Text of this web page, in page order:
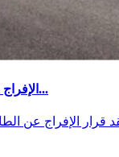
الإفراج عن طالب قاصر من طمرة بقرار من المحكمة العليا...
قرار الإفراج عن